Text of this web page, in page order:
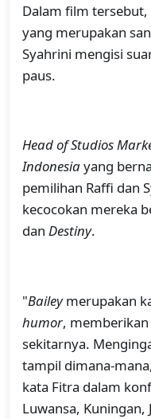
Dalam film
yang merupakan
Syahrini mengisi
paus.
Head of Studios
Indonesiayang
pemilihan Raffi dan
kecocokan mereka
dan Destiny.
"Baileymerupakan
humor,
sekitarnya.
tampil dimana-
kata Fitra dalam
Luwansa, Kuningan,